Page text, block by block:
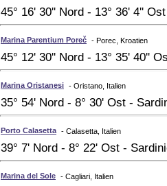
45° 16' 30'' Nord - 13° 36' 4''
Marina Parentium Poreč - Porec, Kroatien
45° 12' 30'' Nord - 13° 35' 40''
Marina Oristanesi - Oristano, Italien
35° 54' Nord - 8° 30' Ost -
Porto Calasetta - Calasetta, Italien
39° 7' Nord - 8° 22' Ost -
Marina del Sole - Cagliari, Italien